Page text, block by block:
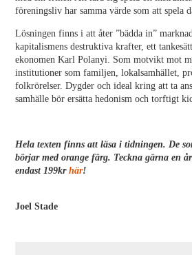
föreningsliv har samma värde som att spela
Lösningen finns i att åter ”bädda in”
kapitalismens destruktiva krafter, ett
ekonomen Karl Polanyi. Som motvikt mot
institutioner som familjen, lokalsamhället,
folkrörelser. Dygder och ideal kring att ta
samhälle bör ersätta hedonism och torftigt
Hela texten finns att läsa i tidningen. De
börjar med orange färg. Teckna gärna en
endast 199krhär!
Joel Stade